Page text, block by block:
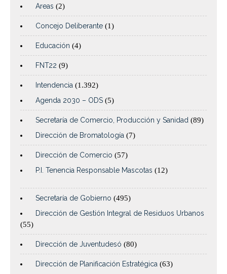
Areas (2)
Concejo Deliberante (1)
Educación (4)
FNT22 (9)
Intendencia (1.392)
Agenda 2030 – ODS (5)
Secretaría de Comercio, Producción y Sanidad (89)
Dirección de Bromatología (7)
Dirección de Comercio (57)
P.I. Tenencia Responsable Mascotas (12)
Secretaría de Gobierno (495)
Dirección de Gestión Integral de Residuos Urbanos
(55)
Dirección de Juventudesó (80)
Dirección de Planificación Estratégica (63)